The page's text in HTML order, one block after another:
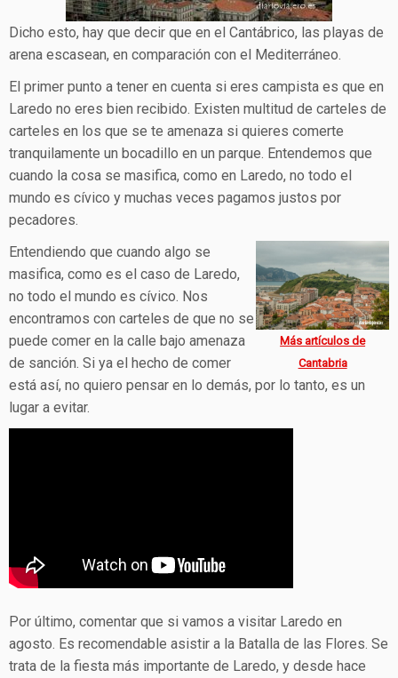
Dicho esto, hay que decir que en el Cantábrico, las playas de
arena escasean, en comparación con el Mediterráneo.
El primer punto a tener en cuenta si eres campista es que en
Laredo no eres bien recibido. Existen multitud de carteles de
carteles en los que se te amenaza si quieres comerte
tranquilamente un bocadillo en un parque. Entendemos que
cuando la cosa se masifica, como en Laredo, no todo el
mundo es cívico y muchas veces pagamos justos por
pecadores.
Más artículos de
Cantabria
Entendiendo que cuando algo se
masifica, como es el caso de Laredo,
no todo el mundo es cívico. Nos
encontramos con carteles de que no se
puede comer en la calle bajo amenaza
de sanción. Si ya el hecho de comer
está así, no quiero pensar en lo demás, por lo tanto, es un
lugar a evitar.
Por último, comentar que si vamos a visitar Laredo en
agosto. Es recomendable asistir a la Batalla de las Flores. Se
trata de la fiesta más importante de Laredo, y desde hace